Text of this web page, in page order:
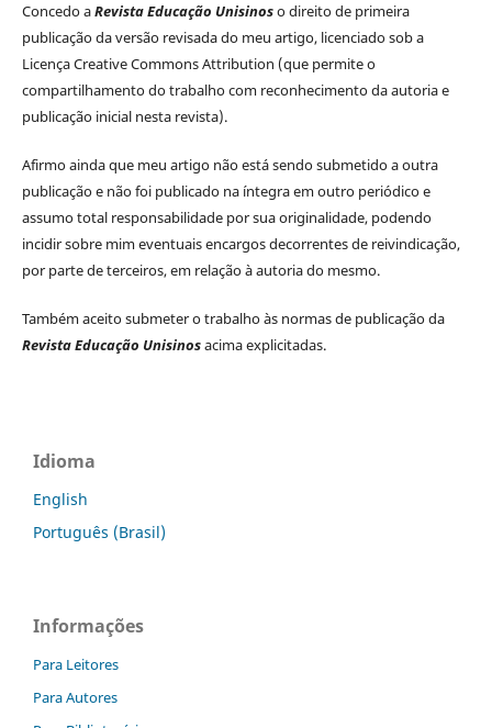
Concedo aRevista Educação Unisinoso direito de primeira
publicação da versão revisada do meu artigo, licenciado sob a
Licença Creative Commons Attribution (que permite o
compartilhamento do trabalho com reconhecimento da autoria e
publicação inicial nesta revista).
Afirmo ainda que meu artigo não está sendo submetido a outra
publicação e não foi publicado na íntegra em outro periódico e
assumo total responsabilidade por sua originalidade, podendo
incidir sobre mim eventuais encargos decorrentes de reivindicação,
por parte de terceiros, em relação à autoria do mesmo.
Também aceito submeter o trabalho às normas de publicação da
Revista Educação Unisinosacima explicitadas.
Idioma
English
Português (Brasil)
Informações
Para Leitores
Para Autores